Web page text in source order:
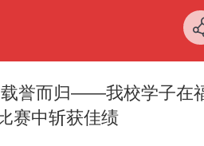
誉而归——我校学子在
赛中斩获佳绩